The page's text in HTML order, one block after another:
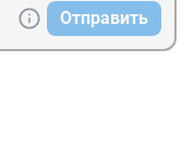
Отправить